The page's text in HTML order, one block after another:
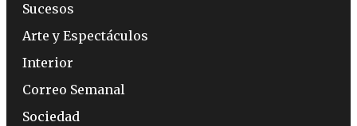
Sucesos
Arte y Espectáculos
Interior
Correo Semanal
Sociedad